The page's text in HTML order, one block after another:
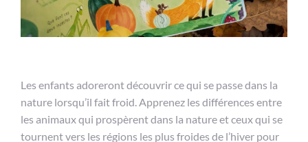
Les enfants adoreront découvrir ce qui se passe dans la
nature lorsqu’il fait froid. Apprenez les différences entre
les animaux qui prospèrent dans la nature et ceux qui se
tournent vers les régions les plus froides de l’hiver pour